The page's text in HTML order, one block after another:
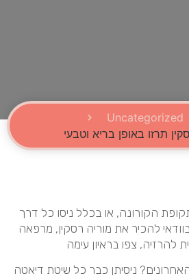
Uncategorized
תרזו באופן בריא וטבעי
הקורונה, או בכלל ניסו כל דרך
להכיר את מוריה רסקין, מרפאה
להרזיה, צפו בראיון עימה
ניסיתן כבר כל שיטת דיאטה